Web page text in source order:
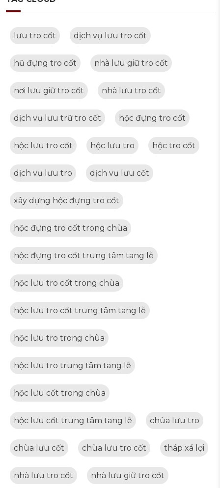
lưu tro cốt dịch vụ lưu tro cốt
hũ đựng tro cốt nhà lưu giữ tro cốt
nơi lưu giữ tro cốt nhà lưu tro cốt
dịch vụ lưu trữ tro cốt hộc đựng tro cốt
hộc lưu tro cốt hộc lưu tro hộc tro cốt
dịch vụ lưu tro dịch vụ lưu cốt
xây dựng hộc đựng tro cốt
hộc đựng tro cốt trong chùa
hộc đựng tro cốt trung tâm tang lễ
hộc lưu tro cốt trong chùa
hộc lưu tro cốt trung tâm tang lễ
hộc lưu tro trong chùa
hộc lưu tro trung tâm tang lễ
hộc lưu cốt trong chùa
hộc lưu cốt trung tâm tang lễ chùa lưu tro
chùa lưu cốt chùa lưu tro cốt tháp xá lợi
nhà lưu tro cốt nhà lưu giữ tro cốt